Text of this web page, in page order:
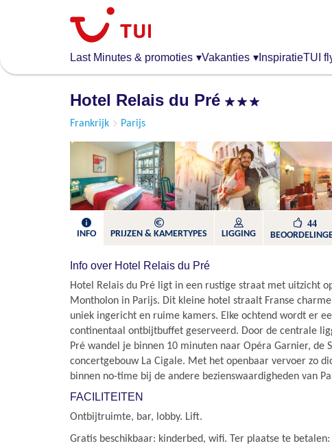
algemene
Last Minutes & promoties ▾Vakanties ▾ InspiratieTUI
Hotel Relais du Pré
Frankrijk Parijs
INFO PRIJZEN & KAMERTYPES LIGGING
44
Info over Hotel Relais du Pré
Hotel Relais du Pré ligt in een rustige straat met uitzicht
Montholon in Parijs. Dit kleine hotel straalt Franse
uniek ingericht en ruime kamers. Elke ochtend wordt er
continentaal ontbijtbuffet geserveerd. Door de centrale
Pré wandel je binnen 10 minuten naar Opéra Garnier, de
concertgebouw La Cigale. Met het openbaar vervoer zo
binnen no-time bij de andere bezienswaardigheden van
FACILITEITEN
Ontbijtruimte, bar, lobby. Lift.
Gratis beschikbaar: kinderbed, wifi. Ter plaatse te